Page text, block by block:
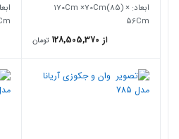
ابعاد: ۱7۰Cm ×70Cm(85) ×
56Cm
از 128,505,370 تومان